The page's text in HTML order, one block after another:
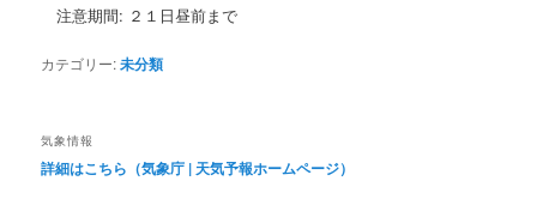
注意期間: ２１日昼前まで
カテゴリー:未分類
気象情報
詳細はこちら（気象庁 | 天気予報ホームページ）